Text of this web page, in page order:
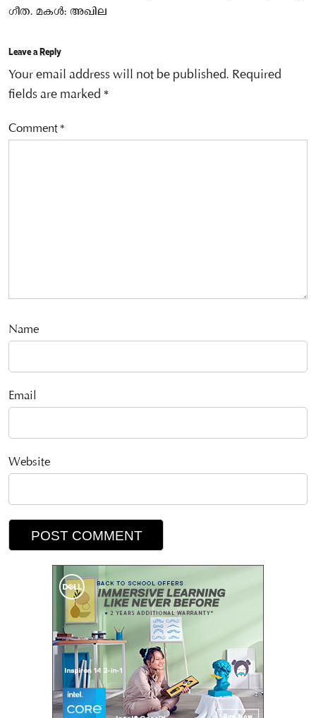
ഗീത. മകൾ: അഖില
Leave a Reply
Your email address will not be published. Required
fields are marked *
Comment*
Name
Email
Website